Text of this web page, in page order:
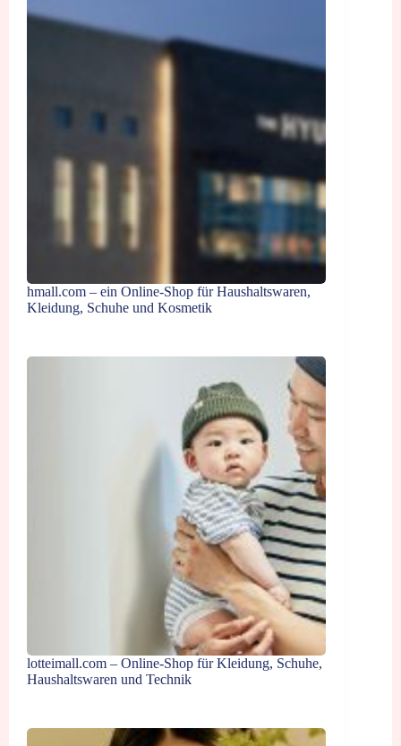
hmall.com – ein Online-Shop für Haushaltswaren,
Kleidung, Schuhe und Kosmetik
lotteimall.com – Online-Shop für Kleidung, Schuhe,
Haushaltswaren und Technik